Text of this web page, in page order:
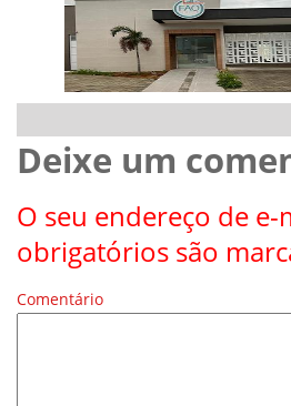
Deixe um
O seu endereço de
obrigatórios são
Comentário